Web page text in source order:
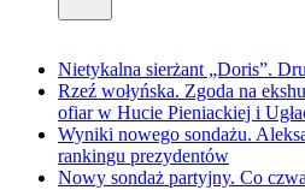
Nietykalna sierżant „Doris”.
Rzeź wołyńska. Zgoda na
ofiar w Hucie Pieniackiej i
Wyniki nowego sondażu.
rankingu prezydentów
Nowy sondaż partyjny. Co